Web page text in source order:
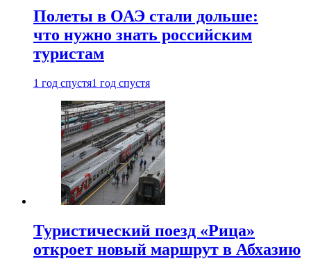
Полеты в ОАЭ стали дольше:
что нужно знать российским
туристам
1 год спустя1 год спустя
Туристический поезд «Рица»
откроет новый маршрут в Абхазию